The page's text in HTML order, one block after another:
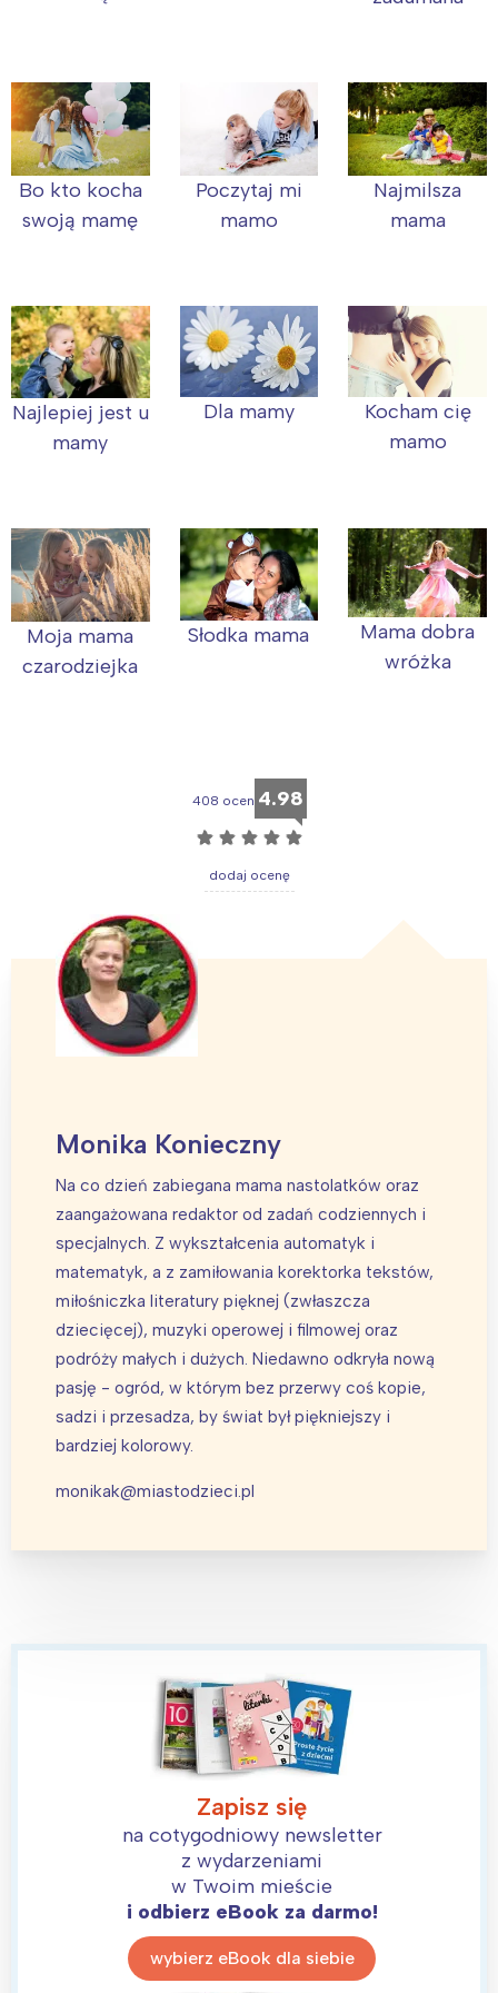
Bo kto kocha
swoją mamę
Poczytaj mi
mamo
Najmilsza
mama
Najlepiej jest u
mamy
Dla mamy
Kocham cię
mamo
Moja mama
czarodziejka
Słodka mama
Mama dobra
wróżka
408 ocen 4.98
☆ ☆ ☆ ☆ ☆
dodaj ocenę
Monika Konieczny
Na co dzień zabiegana mama nastolatków oraz
zaangażowana redaktor od zadań codziennych i
specjalnych. Z wykształcenia automatyk i
matematyk, a z zamiłowania korektorka tekstów,
miłośniczka literatury pięknej (zwłaszcza
dziecięcej), muzyki operowej i filmowej oraz
podróży małych i dużych. Niedawno odkryła nową
pasję - ogród, w którym bez przerwy coś kopie,
sadzi i przesadza, by świat był piękniejszy i
bardziej kolorowy.
monikak@miastodzieci.pl
Zapisz się
na cotygodniowy newsletter
z wydarzeniami
w Twoim mieście
i odbierz eBook za darmo!
wybierz eBook dla siebie